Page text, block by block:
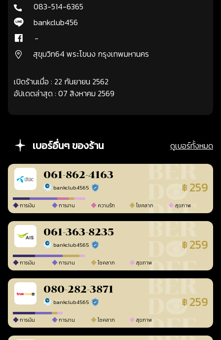
083-514-6365
bankclub456
-
สุขุมวิท64 พระโขนง กรุงเทพมหานคร
เปิดร้านเมื่อ : 22 กันยายน 2562
อัปเดตล่าสุด : 07 สิงหาคม 2569
เบอร์อื่นๆ ของร้าน ดูเบอร์ทั้งหมด
061-862-4163
bankclub4565 ร้านยืนยันแล้ว ฿ 259
การเงิน การงาน ความรัก โชคลาภ สุขภาพ
061-363-8235
bankclub4565 ร้านยืนยันแล้ว ฿ 259
การเงิน การงาน โชคลาภ สุขภาพ
080-282-3871
bankclub4565 ร้านยืนยันแล้ว ฿ 259
การเงิน การงาน โชคลาภ สุขภาพ